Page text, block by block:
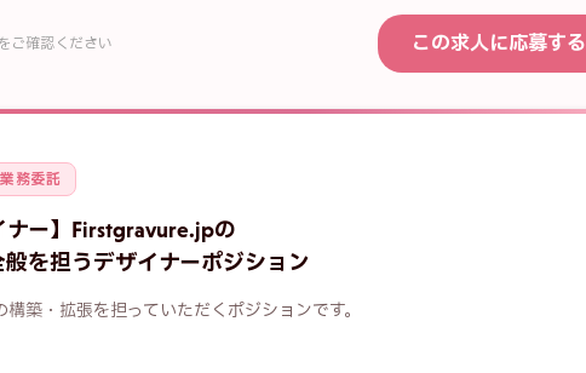
ご確認ください この求人に応募する
レタッチャー
フリガナ
電話番号
業務委託
ナー】Firstgravure.jpの
を担うデザイナーポジション
築・拡張を担っていただくポジションです。